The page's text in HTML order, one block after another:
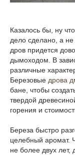
Казалось бы, ну
дело сделано, а
дров придется
дымоходом. В
различные
Березовые дрова
бане, чтобы
твердой
горения и
Береза быстро
целебный аромат.
не более двух лет,